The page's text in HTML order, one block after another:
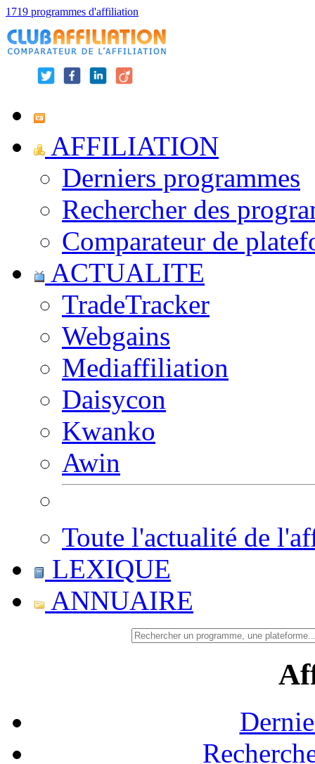
1719 programmes d'affiliation
AFFILIATION
Derniers programmes
Rechercher des
Comparateur de
ACTUALITE
TradeTracker
Webgains
Mediaffiliation
Daisycon
Kwanko
Awin
Toute l'actualité de
LEXIQUE
ANNUAIRE